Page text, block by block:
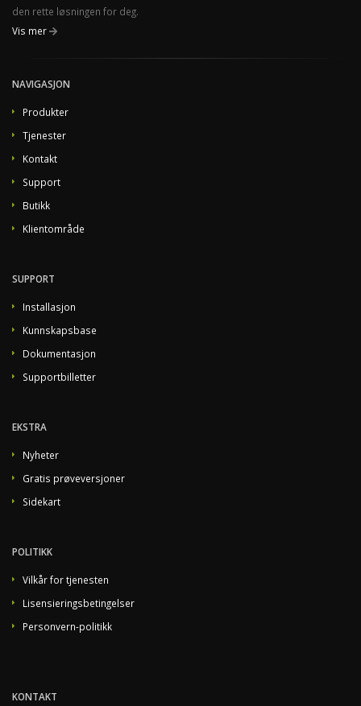
den rette løsningen for deg.
Vis mer
NAVIGASJON
Produkter
Tjenester
Kontakt
Support
Butikk
Klientområde
SUPPORT
Installasjon
Kunnskapsbase
Dokumentasjon
Supportbilletter
EKSTRA
Nyheter
Gratis prøveversjoner
Sidekart
POLITIKK
Vilkår for tjenesten
Lisensieringsbetingelser
Personvern-politikk
KONTAKT